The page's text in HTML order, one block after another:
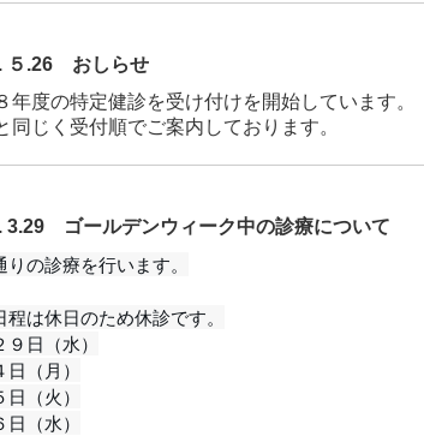
５.26 おしらせ
年度の特定健診を受け付けを開始しています。
同じく受付順でご案内しております。
3.29 ゴールデンウィーク中の診療について
りの診療を行います。
程は休日のため休診です。
９日（水）
日（月）
日（火）
日（水）